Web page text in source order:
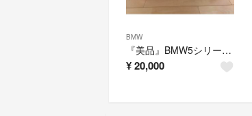
BMW
『美品』BMW5シリーズツーリング F11純正リアテールライト
¥20,000